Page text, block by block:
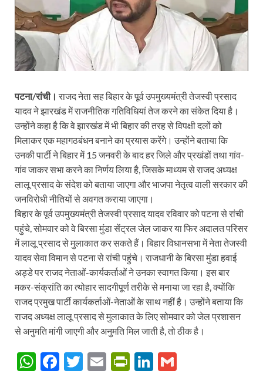
पटना/रांची। राजद नेता सह बिहार के पूर्व उपमुख्यमंत्री तेजस्वी प्रसाद
यादव ने झारखंड में राजनीतिक गतिविधियां तेज करने का संकेत दिया है।
उन्होंने कहा है कि वे झारखंड में भी बिहार की तरह से विपक्षी दलों को
मिलाकर एक महागठबंधन बनाने का प्रयास करेंगे। उन्होंने बताया कि
उनकी पार्टी ने बिहार में 15 जनवरी के बाद हर जिले और प्रखंडों तथा गांव-
गांव जाकर सभा करने का निर्णय लिया है, जिसके माध्यम से राजद अध्यक्ष
लालू प्रसाद के संदेश को बताया जाएगा और भाजपा नेतृत्व वाली सरकार की
जनविरोधी नीतियों से अवगत कराया जाएगा।
बिहार के पूर्व उपमुख्यमंत्री तेजस्वी प्रसाद यादव रविवार को पटना से रांची
पहुंचे, सोमवार को वे बिरसा मुंडा सेंट्रल जेल जाकर या फिर अदालत परिसर
में लालू प्रसाद से मुलाकात कर सकते हैं। बिहार विधानसभा में नेता तेजस्वी
यादव सेवा विमान से पटना से रांची पहुंचे। राजधानी के बिरसा मुंडा हवाई
अड्डे पर राजद नेताओं-कार्यकर्ताओं ने उनका स्वागत किया। इस बार
मकर-संक्रांति का त्योहार सादगीपूर्ण तरीके से मनाया जा रहा है, क्योंकि
राजद प्रमुख पार्टी कार्यकर्ताओं-नेताओं के साथ नहीं है। उन्होंने बताया कि
राजद अध्यक्ष लालू प्रसाद से मुलाकात के लिए सोमवार को जेल प्रशासन
से अनुमति मांगी जाएगी और अनुमति मिल जाती है, तो ठीक है।
W F
T
E
P
Li